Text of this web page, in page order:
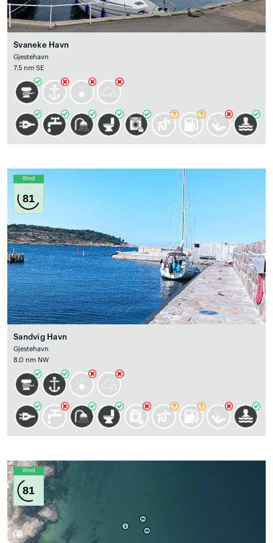
Svaneke Havn
Gjestehavn
7.5 nm SE
Wind
81
Sandvig Havn
Gjestehavn
8.0 nm NW
Wind
81